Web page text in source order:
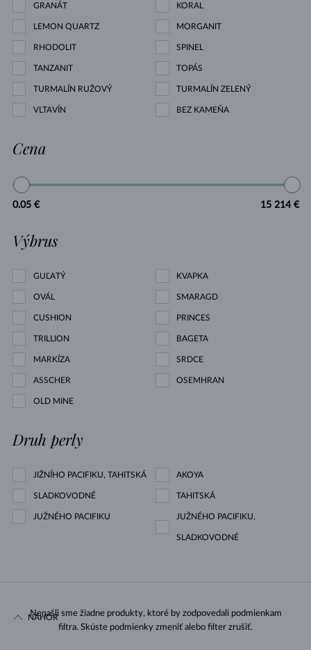
GRANÁT KORAL
LEMON QUARTZ MORGANIT
RHODOLIT SPINEL
TANZANIT TOPÁS
TURMALÍN RUŽOVÝ TURMALÍN ZELENÝ
VLTAVÍN BEZ KAMEŇA
Cena
0.05 € 15 214 €
Výbrus
GUĽATÝ KVAPKA
OVÁL SMARAGD
CUSHION PRINCES
TRILLION BAGETA
MARKÍZA SRDCE
ASSCHER OSEMHRAN
OLD MINE
Druh perly
JIŽNÍHO PACIFIKU, TAHITSKÁ AKOYA
SLADKOVODNÉ TAHITSKÁ
JUŽNÉHO PACIFIKU JUŽNÉHO PACIFIKU,
SLADKOVODNÉ
Nenašli sme žiadne produkty, ktoré by zodpovedali podmienkam
filtra. Skúste podmienky zmeniť alebo filter zrušiť.
NAHOR